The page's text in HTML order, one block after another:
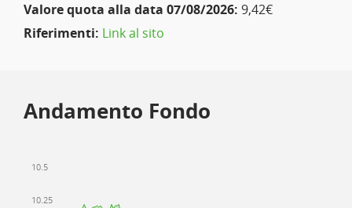
Valore quota alla data 07/08/2026: 9,42€
Riferimenti: Link al sito
Andamento Fondo
10.25
10.5